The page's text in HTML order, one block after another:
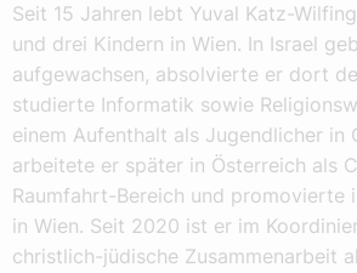
Seit 15 Jahren lebt Yuval Katz-
und drei Kindern in Wien. In Israel
aufgewachsen, absolvierte er dort
studierte Informatik sowie
einem Aufenthalt als Jugendlicher in
arbeitete er später in Österreich als
Raumfahrt-Bereich und promovierte
in Wien. Seit 2020 ist er im
christlich-jüdische Zusammenarbeit